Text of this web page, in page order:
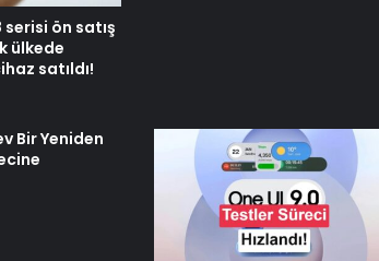
serisi ön satış
ülkede
satıldı!
Bir Yeniden